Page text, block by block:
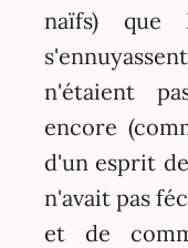
naïfs) que
n'étaient
encore
d'un esprit
n'avait pas
et de